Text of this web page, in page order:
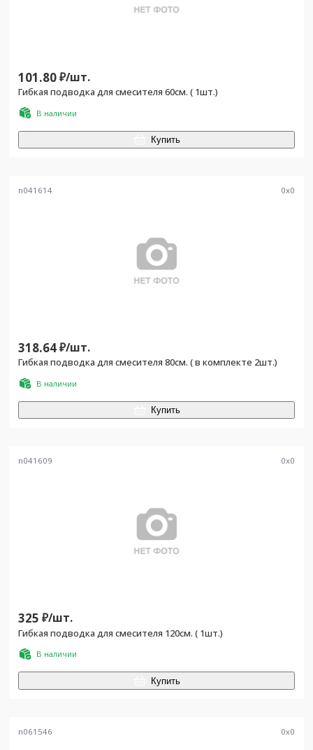
101.80₽/шт.
Гибкая подводка для смесителя 60см. ( 1шт.)
В наличии
Купить
n041614 0x0
318.64₽/шт.
Гибкая подводка для смесителя 80см. ( в комплекте 2шт.)
В наличии
Купить
n041609 0x0
325 ₽/шт.
Гибкая подводка для смесителя 120см. ( 1шт.)
В наличии
Купить
n061546 0x0